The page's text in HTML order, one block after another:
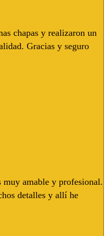
chapas y realizaron un
Gracias y seguro
muy amable y profesional.
detalles y allí he